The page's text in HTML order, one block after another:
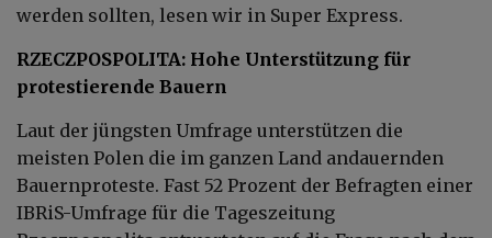
werden sollten, lesen wir in Super Express.
RZECZPOSPOLITA: Hohe Unterstützung für
protestierende Bauern
Laut der jüngsten Umfrage unterstützen die
meisten Polen die im ganzen Land andauernden
Bauernproteste. Fast 52 Prozent der Befragten einer
IBRiS-Umfrage für die Tageszeitung